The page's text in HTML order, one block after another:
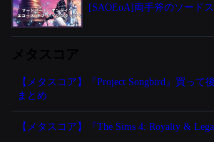
[SAOEoA]両手斧のソード
【メタスコア】『Project Songbird』買って
まとめ
【メタスコア】『The Sims 4: Royalty &